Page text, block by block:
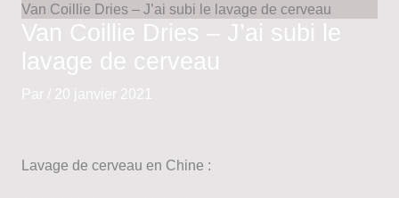
Van Coillie Dries – J’ai subi le lavage de cerveau
Van Coillie Dries – J’ai subi le
lavage de cerveau
Par / 20 janvier 2021
Lavage de cerveau en Chine :